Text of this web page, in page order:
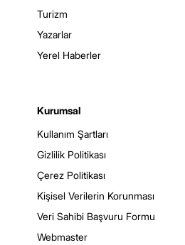
Turizm
Yazarlar
Yerel Haberler
Kurumsal
Kullanım Şartları
Gizlilik Politikası
Çerez Politikası
Kişisel Verilerin Korunması
Veri Sahibi Başvuru Formu
Webmaster